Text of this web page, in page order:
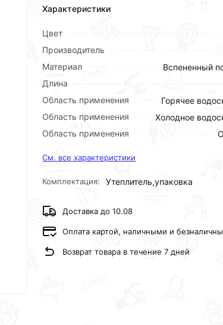
Характеристики
Цвет
Производитель
Материал
Вспененный
Длина
Область применения
Горячее
Область применения
Холодное
Область применения
См. все характеристики
Комплектация: Утеплитель,упаковка
Доставка до 10.08
Оплата картой, наличными и
Возврат товара в течение 7 дней